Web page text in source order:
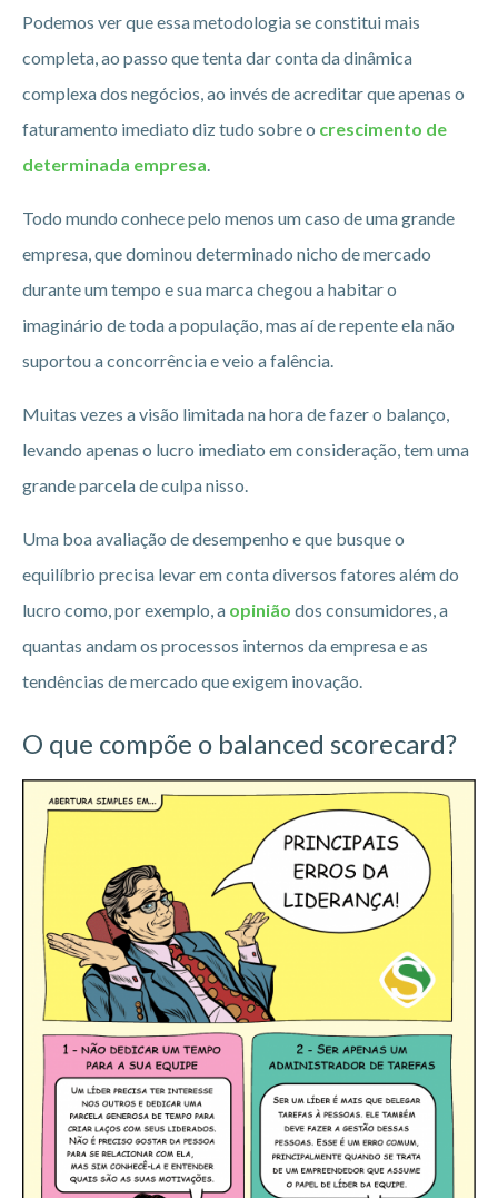
Podemos ver que essa metodologia se constitui mais
completa, ao passo que tenta dar conta da dinâmica
complexa dos negócios, ao invés de acreditar que apenas o
faturamento imediato diz tudo sobre o crescimento de
determinada empresa.
Todo mundo conhece pelo menos um caso de uma grande
empresa, que dominou determinado nicho de mercado
durante um tempo e sua marca chegou a habitar o
imaginário de toda a população, mas aí de repente ela não
suportou a concorrência e veio a falência.
Muitas vezes a visão limitada na hora de fazer o balanço,
levando apenas o lucro imediato em consideração, tem uma
grande parcela de culpa nisso.
Uma boa avaliação de desempenho e que busque o
equilíbrio precisa levar em conta diversos fatores além do
lucro como, por exemplo, a opinião dos consumidores, a
quantas andam os processos internos da empresa e as
tendências de mercado que exigem inovação.
O que compõe o balanced scorecard?